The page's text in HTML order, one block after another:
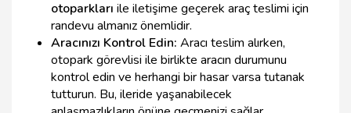
otoparkları ile iletişime geçerek araç teslimi için
randevu almanız önemlidir.
Aracınızı Kontrol Edin: Aracı teslim alırken,
otopark görevlisi ile birlikte aracın durumunu
kontrol edin ve herhangi bir hasar varsa tutanak
tutturun. Bu, ileride yaşanabilecek